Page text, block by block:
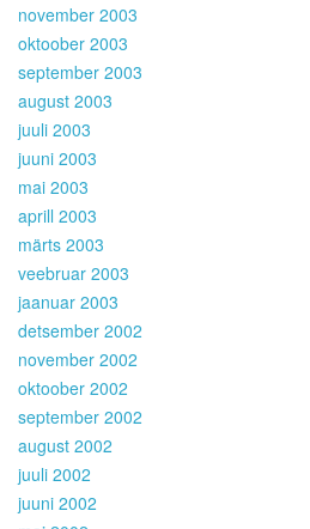
november 2003
oktoober 2003
september 2003
august 2003
juuli 2003
juuni 2003
mai 2003
aprill 2003
märts 2003
veebruar 2003
jaanuar 2003
detsember 2002
november 2002
oktoober 2002
september 2002
august 2002
juuli 2002
juuni 2002